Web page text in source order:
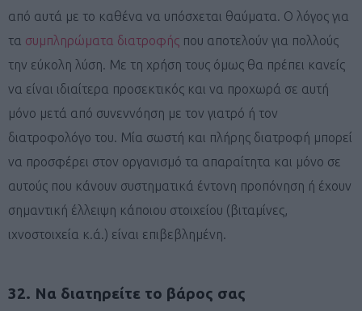
από αυτά με το καθένα να υπόσχεται θαύματα. Ο λόγος για
τα συμπληρώματα διατροφής που αποτελούν για πολλούς
την εύκολη λύση. Με τη χρήση τους όμως θα πρέπει κανείς
να είναι ιδιαίτερα προσεκτικός και να προχωρά σε αυτή
μόνο μετά από συνεννόηση με τον γιατρό ή τον
διατροφολόγο του. Μία σωστή και πλήρης διατροφή μπορεί
να προσφέρει στον οργανισμό τα απαραίτητα και μόνο σε
αυτούς που κάνουν συστηματικά έντονη προπόνηση ή έχουν
σημαντική έλλειψη κάποιου στοιχείου (βιταμίνες,
ιχνοστοιχεία κ.ά.) είναι επιβεβλημένη.
32. Να διατηρείτε το βάρος σας